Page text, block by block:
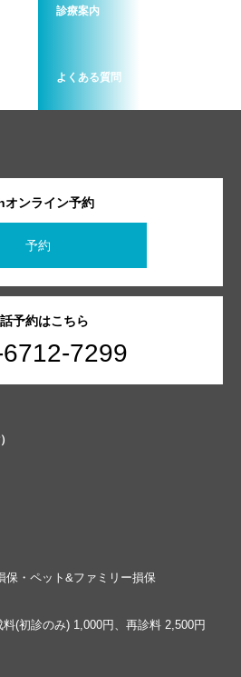
診療案内
よくある質問
オンライン予約
予約
予約はこちら
7299
保・ペット&ファミリー損保
(初診のみ) 1,000円、再診料 2,500円